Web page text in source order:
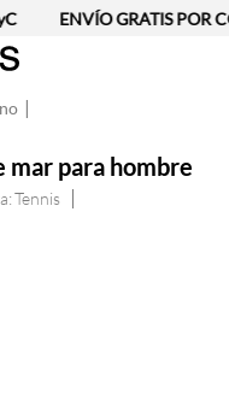
ENVÍO GRATIS POR
mar para hombre
Tennis